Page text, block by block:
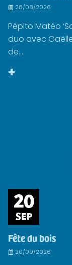
28/08/2026
Pépito Matéo
duo avec
de...
+
20
SEP
Fête du bois
20/09/2026